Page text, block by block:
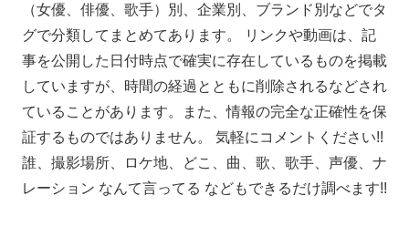
（女優、俳優、歌手）別、企業別、ブランド別などでタ
グで分類してまとめてあります。 リンクや動画は、記
事を公開した日付時点で確実に存在しているものを掲載
していますが、時間の経過とともに削除されるなどされ
ていることがあります。また、情報の完全な正確性を保
証するものではありません。 気軽にコメントください!!
誰、撮影場所、ロケ地、どこ、曲、歌、歌手、声優、ナ
レーション なんて言ってる などもできるだけ調べます!!